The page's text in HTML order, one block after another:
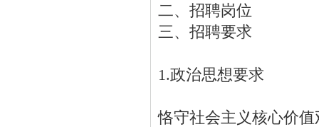
二、招聘岗位
三、招聘要求
1.政治思想要求
恪守社会主义核心价